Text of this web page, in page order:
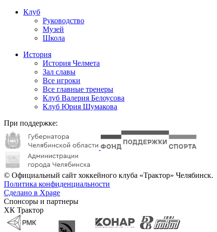
Клуб
Руководство
Музей
Школа
История
История Челмета
Зал славы
Все игроки
Все главные тренеры
Клуб Валерия Белоусова
Клуб Юрия Шумакова
При поддержке:
© Официальный сайт хоккейного клуба «Трактор» Челябинск.
Политика конфиденциальности
Сделано в Xpage
Спонсоры и партнеры
ХК Трактор